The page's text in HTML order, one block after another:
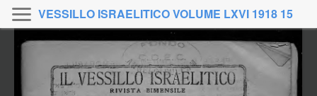
VESSILLO ISRAELITICO VOLUME LXVI 1918 15
dicembre-31 dicembre